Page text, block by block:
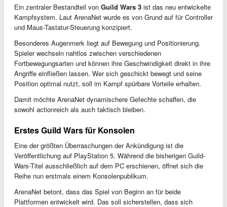
Ein zentraler Bestandteil von Guild Wars 3 ist das neu entwickelte
Kampfsystem. Laut ArenaNet wurde es von Grund auf für Controller
und Maus-Tastatur-Steuerung konzipiert.
Besonderes Augenmerk liegt auf Bewegung und Positionierung.
Spieler wechseln nahtlos zwischen verschiedenen
Fortbewegungsarten und können ihre Geschwindigkeit direkt in ihre
Angriffe einfließen lassen. Wer sich geschickt bewegt und seine
Position optimal nutzt, soll im Kampf spürbare Vorteile erhalten.
Damit möchte ArenaNet dynamischere Gefechte schaffen, die
sowohl actionreich als auch taktisch bleiben.
Erstes Guild Wars für Konsolen
Eine der größten Überraschungen der Ankündigung ist die
Veröffentlichung auf PlayStation 5. Während die bisherigen Guild-
Wars-Titel ausschließlich auf dem PC erschienen, öffnet sich die
Reihe nun erstmals einem Konsolenpublikum.
ArenaNet betont, dass das Spiel von Beginn an für beide
Plattformen entwickelt wird. Das soll sicherstellen, dass sich